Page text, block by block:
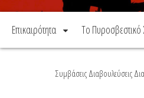
Επικαιρότητα Το
Συμβάσεις Διαβουλεύσεις